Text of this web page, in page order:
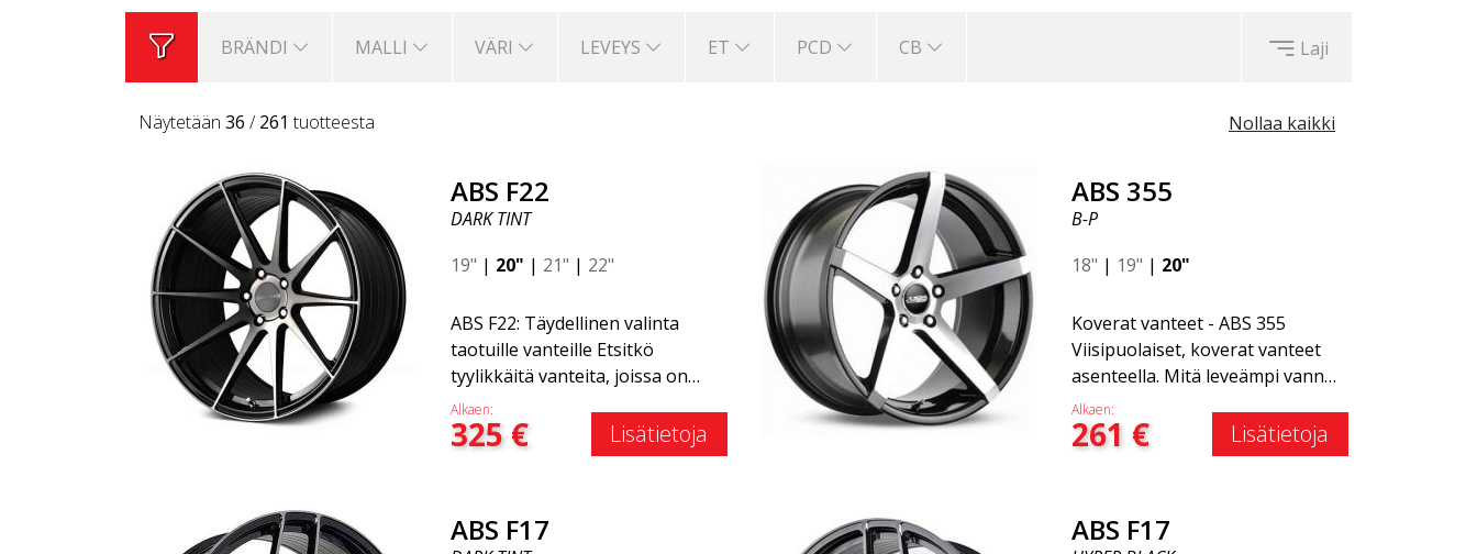
BRÄNDI MALLI VÄRI LEVEYS ET PCD CB Laji
Nollaa kaikki
Näytetään 36 /261 tuotteesta
ABS F22
DARK TINT
19" | 20" | 21" | 22"
ABS F22: Täydellinen valinta
taotuille vanteille Etsitkö
tyylikkäitä vanteita, joissa on
tyylikäs ja ajaton muotoilu?
Tutustu ABS F22 -vanteeseen,
joka on uusi lisäys ABS Luxury
painonvähennys. Kaikkien
Alkaen:
325€ Lisätietoja
ABS 355
B-P
18" | 19" | 20"
Koverat vanteet - ABS 355
Viisipuolaiset, koverat vanteet
asenteella. Mitä leveämpi vanne,
sitä selvempi kovera vaikutus.
Saatavilla useissa
väriyhdistelmissä: Musta
Yhteensopiva useimpien
Alkaen:
261 € Lisätietoja
ABS F17 ABS F17